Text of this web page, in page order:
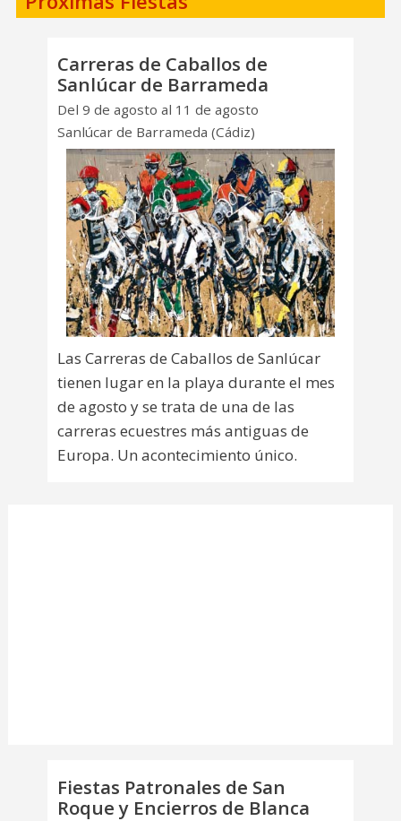
Carreras de Caballos de
Sanlúcar de Barrameda
Del 9 de agosto al 11 de agosto
Sanlúcar de Barrameda (Cádiz)
Las Carreras de Caballos de Sanlúcar
tienen lugar en la playa durante el mes
de agosto y se trata de una de las
carreras ecuestres más antiguas de
Europa. Un acontecimiento único.
Fiestas Patronales de San
Roque y Encierros de Blanca